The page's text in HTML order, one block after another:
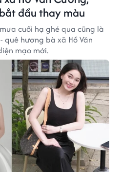
đầu thay màu
cuối hạ ghé qua cũng là
quê hương bà xã Hồ Văn
mạo mới.